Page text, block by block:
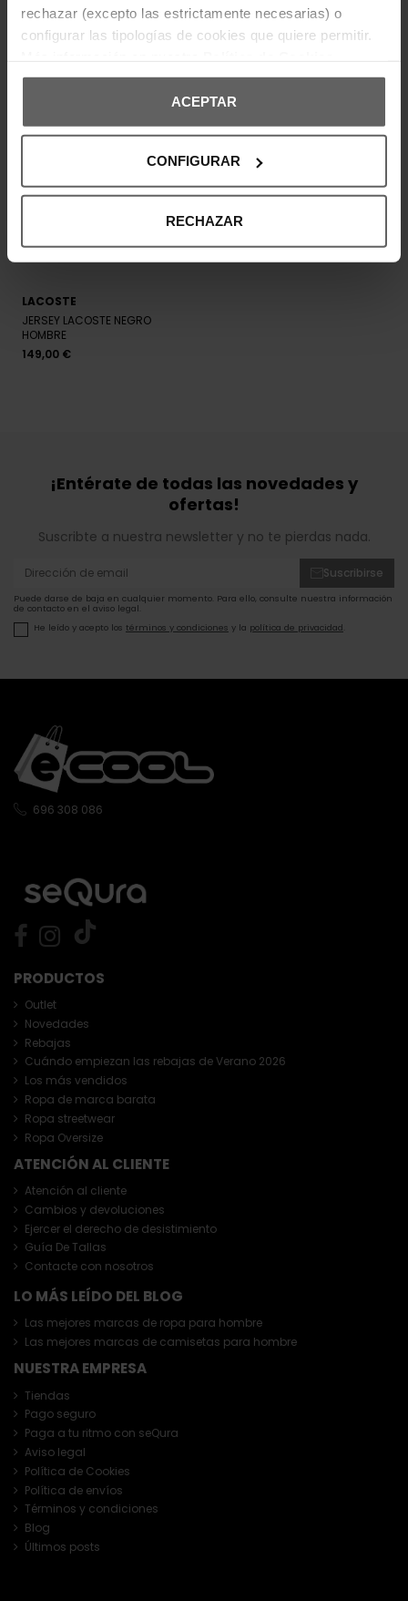
rechazar (excepto las estrictamente necesarias) o
configurar las tipologías de cookies que quiere permitir.
ACEPTAR
CONFIGURAR
RECHAZAR
Nuevo
LACOSTE
JERSEY LACOSTE NEGRO
HOMBRE
149,00 €
¡Entérate de todas las novedades y
ofertas!
Suscribte a nuestra newsletter y no te pierdas nada.
Suscribirse
Puede darse de baja en cualquier momento. Para ello, consulte nuestra información
de contacto en el aviso legal.
He leído y acepto los términos y condiciones y la política de privacidad
PRODUCTOS
Outlet
Novedades
Rebajas
Cuándo empiezan las rebajas de Verano 2026
Los más vendidos
Ropa de marca barata
Ropa streetwear
Ropa Oversize
ATENCIÓN AL CLIENTE
Atención al cliente
Cambios y devoluciones
Ejercer el derecho de desistimiento
Guía De Tallas
Contacte con nosotros
LO MÁS LEÍDO DEL BLOG
Las mejores marcas de ropa para hombre
Las mejores marcas de camisetas para hombre
NUESTRA EMPRESA
Tiendas
Pago seguro
Paga a tu ritmo con seQura
Aviso legal
Política de Cookies
Política de envíos
Términos y condiciones
Blog
Últimos posts
696 308 086